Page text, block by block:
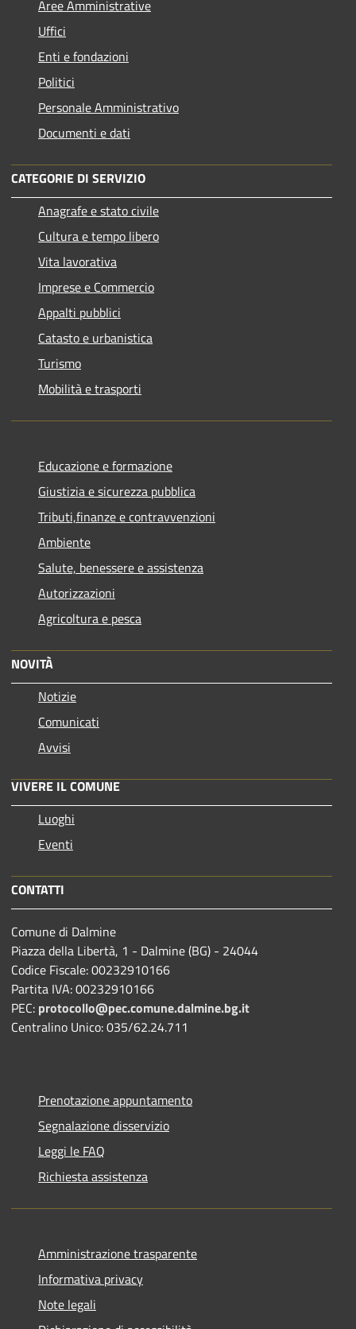
Aree Amministrative
Uffici
Enti e fondazioni
Politici
Personale Amministrativo
Documenti e dati
CATEGORIE DI SERVIZIO
Anagrafe e stato civile
Cultura e tempo libero
Vita lavorativa
Imprese e Commercio
Appalti pubblici
Catasto e urbanistica
Turismo
Mobilità e trasporti
Educazione e formazione
Giustizia e sicurezza pubblica
Tributi,finanze e contravvenzioni
Ambiente
Salute, benessere e assistenza
Autorizzazioni
Agricoltura e pesca
NOVITÀ
Notizie
Comunicati
Avvisi
VIVERE IL COMUNE
Luoghi
Eventi
CONTATTI
Comune di Dalmine
Piazza della Libertà, 1 - Dalmine (BG) - 24044
Codice Fiscale: 00232910166
Partita IVA: 00232910166
PEC: protocollo@pec.comune.dalmine.bg.it
Centralino Unico: 035/62.24.711
Prenotazione appuntamento
Segnalazione disservizio
Leggi le FAQ
Richiesta assistenza
Amministrazione trasparente
Informativa privacy
Note legali